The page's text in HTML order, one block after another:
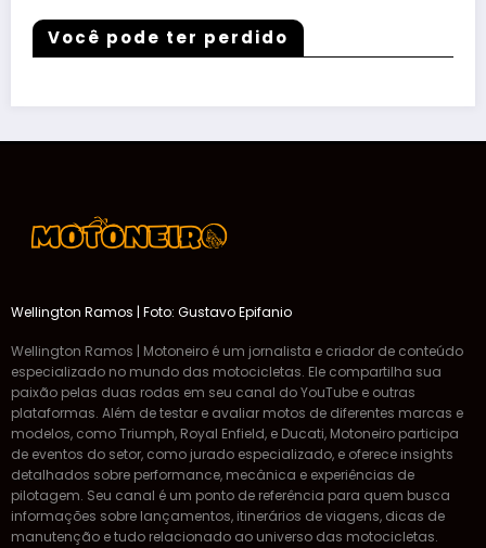
Você pode ter perdido
Wellington Ramos | Foto: Gustavo Epifanio
Wellington Ramos | Motoneiro é um jornalista e criador de conteúdo
especializado no mundo das motocicletas. Ele compartilha sua
paixão pelas duas rodas em seu canal do YouTube e outras
plataformas. Além de testar e avaliar motos de diferentes marcas e
modelos, como Triumph, Royal Enfield, e Ducati, Motoneiro participa
de eventos do setor, como jurado especializado, e oferece insights
detalhados sobre performance, mecânica e experiências de
pilotagem. Seu canal é um ponto de referência para quem busca
informações sobre lançamentos, itinerários de viagens, dicas de
manutenção e tudo relacionado ao universo das motocicletas.